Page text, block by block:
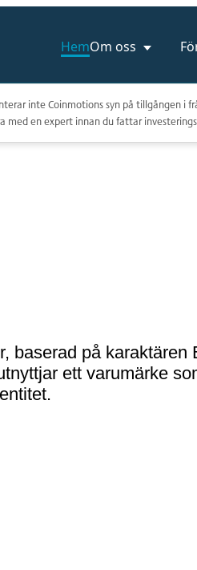
HemOm oss
inte Coinmotions syn på tillgången i
med en expert innan du fattar
på karaktären
ett varumärke